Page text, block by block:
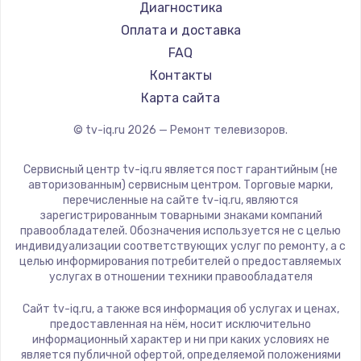
Замена видеокарты
1600 руб.
Заказать
Ремонт разъема питания
880 руб.
Заказать
Замена видеочипа
2745 руб.
Заказать
2600 руб.
Заказать
Hyundai
Doffler
Hiper
Grundig
HITACHI
Yandex
National
iFFALCON
Tuvio
Nord
BenQ
Диагностика
Оплата и доставка
FAQ
Контакты
Карта сайта
© tv-iq.ru 2026 — Ремонт телевизоров.
Сервисный центр tv-iq.ru является пост гарантийным (не
авторизованным) сервисным центром. Торговые марки,
перечисленные на сайте tv-iq.ru, являются
зарегистрированным товарными знаками компаний
правообладателей. Обозначения используется не с целью
индивидуализации соответствующих услуг по ремонту, а с
целью информирования потребителей о предоставляемых
услугах в отношении техники правообладателя
Сайт tv-iq.ru, а также вся информация об услугах и ценах,
предоставленная на нём, носит исключительно
информационный характер и ни при каких условиях не
является публичной офертой, определяемой положениями